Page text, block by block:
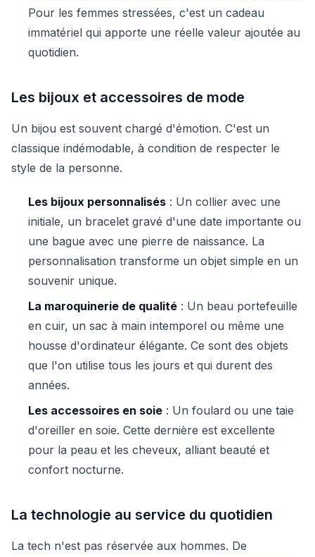
Pour les femmes stressées, c'est un cadeau
immatériel qui apporte une réelle valeur ajoutée au
quotidien.
Les bijoux et accessoires de mode
Un bijou est souvent chargé d'émotion. C'est un
classique indémodable, à condition de respecter le
style de la personne.
Les bijoux personnalisés : Un collier avec une
initiale, un bracelet gravé d'une date importante ou
une bague avec une pierre de naissance. La
personnalisation transforme un objet simple en un
souvenir unique.
La maroquinerie de qualité : Un beau portefeuille
en cuir, un sac à main intemporel ou même une
housse d'ordinateur élégante. Ce sont des objets
que l'on utilise tous les jours et qui durent des
années.
Les accessoires en soie : Un foulard ou une taie
d'oreiller en soie. Cette dernière est excellente
pour la peau et les cheveux, alliant beauté et
confort nocturne.
La technologie au service du quotidien
La tech n'est pas réservée aux hommes. De